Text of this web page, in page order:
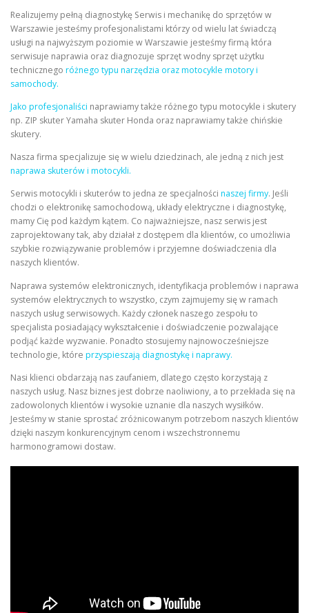
Realizujemy pełną diagnostykę Serwis i mechanikę do sprzętów w
Warszawie jesteśmy profesjonalistami którzy od wielu lat świadczą
usługi na najwyższym poziomie w Warszawie jesteśmy firmą która
serwisuje naprawia oraz diagnozuje sprzęt wodny sprzęt użytku
technicznego różnego typu narzędzia oraz motocykle motory i
samochody.
Jako profesjonaliści naprawiamy także różnego typu motocykle i skutery
np. ZIP skuter Yamaha skuter Honda oraz naprawiamy także chińskie
skutery.
Nasza firma specjalizuje się w wielu dziedzinach, ale jedną z nich jest
naprawa skuterów i motocykli.
Serwis motocykli i skuterów to jedna ze specjalności naszej firmy. Jeśli
chodzi o elektronikę samochodową, układy elektryczne i diagnostykę,
mamy Cię pod każdym kątem. Co najważniejsze, nasz serwis jest
zaprojektowany tak, aby działał z dostępem dla klientów, co umożliwia
szybkie rozwiązywanie problemów i przyjemne doświadczenia dla
naszych klientów.
Naprawa systemów elektronicznych, identyfikacja problemów i naprawa
systemów elektrycznych to wszystko, czym zajmujemy się w ramach
naszych usług serwisowych. Każdy członek naszego zespołu to
specjalista posiadający wykształcenie i doświadczenie pozwalające
podjąć każde wyzwanie. Ponadto stosujemy najnowocześniejsze
technologie, które przyspieszają diagnostykę i naprawy.
Nasi klienci obdarzają nas zaufaniem, dlatego często korzystają z
naszych usług. Nasz biznes jest dobrze naoliwiony, a to przekłada się na
zadowolonych klientów i wysokie uznanie dla naszych wysiłków.
Jesteśmy w stanie sprostać zróżnicowanym potrzebom naszych klientów
dzięki naszym konkurencyjnym cenom i wszechstronnemu
harmonogramowi dostaw.